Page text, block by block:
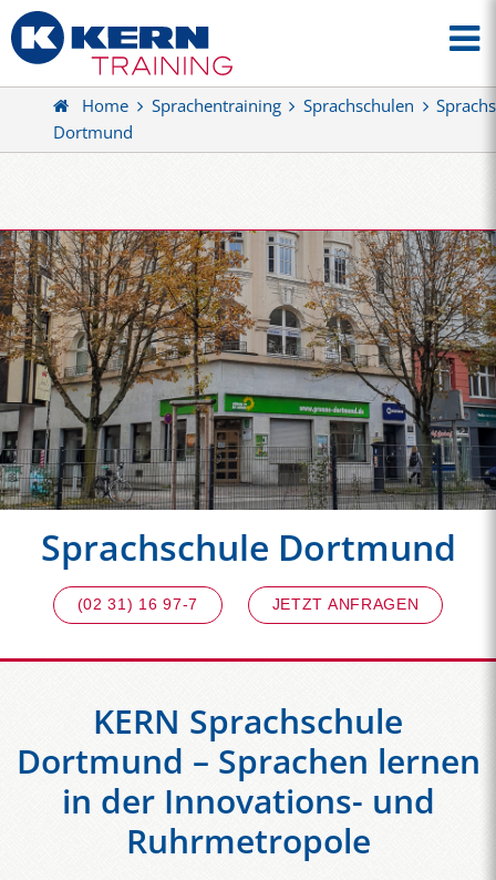
Home Sprachentraining Sprachschulen
Dortmund
Sprachschule Dortmund
(02 31) 16 97-7 JETZT ANFRAGEN
KERN Sprachschule
Dortmund – Sprachen lernen
in der Innovations- und
Ruhrmetropole